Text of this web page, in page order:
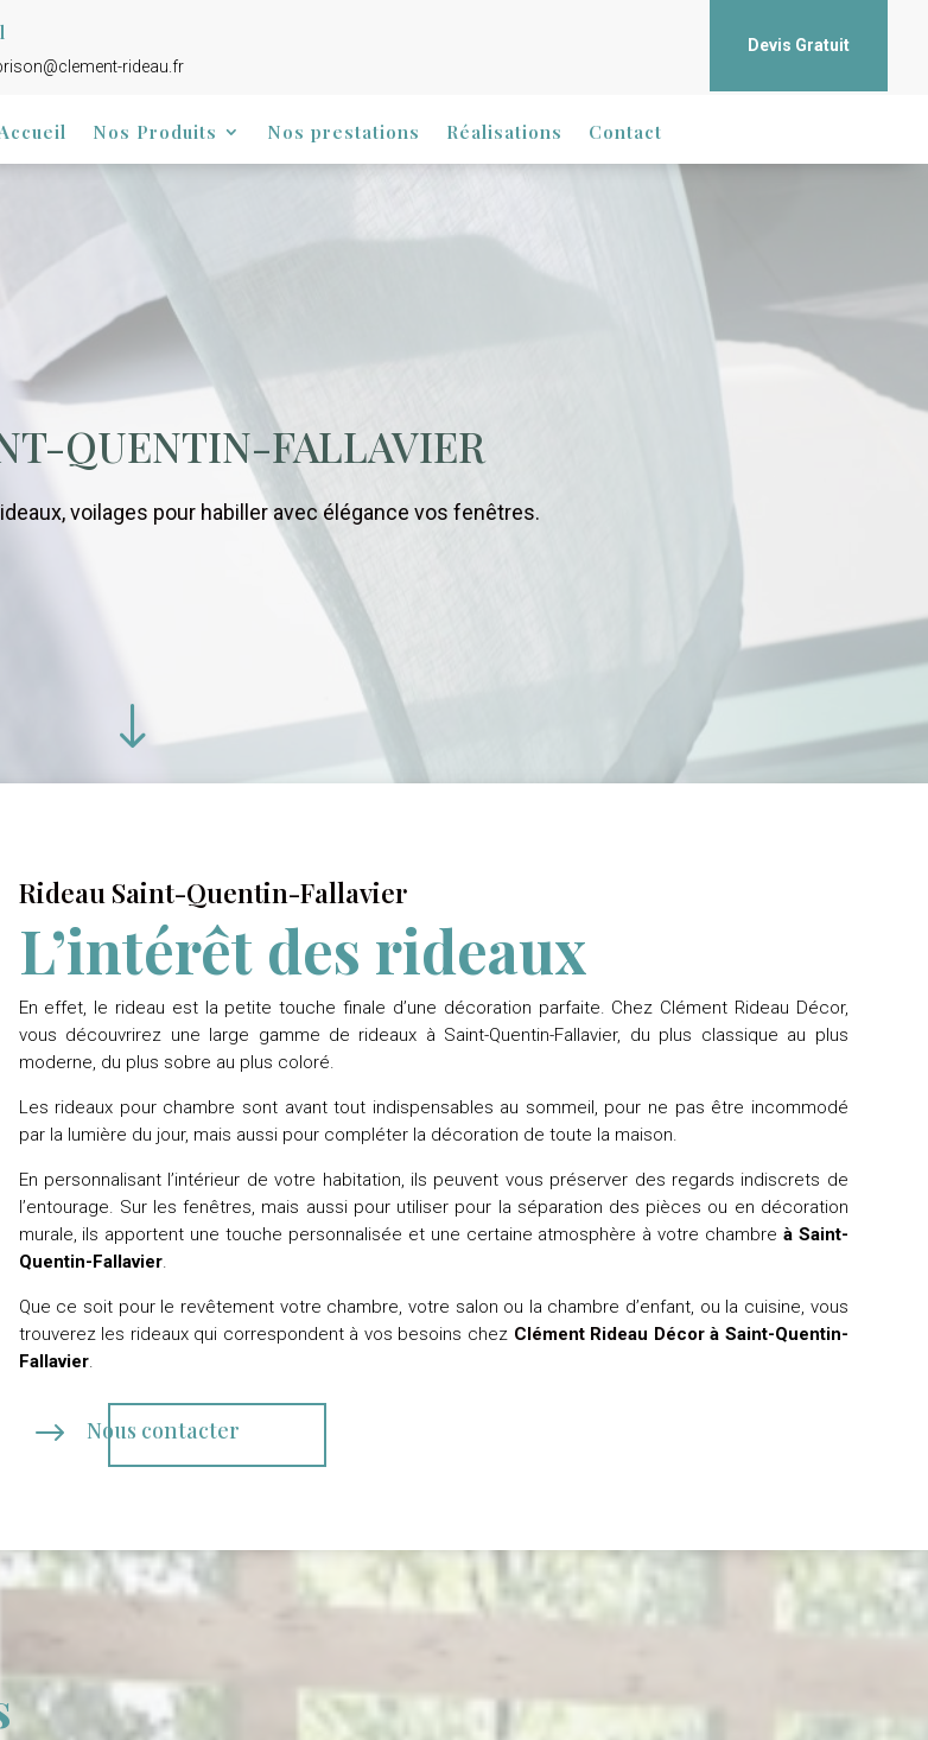
rideau.fr
Devis Gratuit
Accueil Nos Produits Nos prestations Réalisations Contact
QUENTIN-FALLAVIER
voilages pour habiller avec élégance vos fenêtres.
"
Rideau Saint-Quentin-Fallavier
L’intérêt des rideaux
En effet, le rideau est la petite touche finale d’une décoration parfaite. Chez Clément Rideau Décor,
vous découvrirez une large gamme de rideaux à Saint-Quentin-Fallavier, du plus classique au plus
moderne, du plus sobre au plus coloré.
Les rideaux pour chambre sont avant tout indispensables au sommeil, pour ne pas être incommodé
par la lumière du jour, mais aussi pour compléter la décoration de toute la maison.
En personnalisant l’intérieur de votre habitation, ils peuvent vous préserver des regards indiscrets de
l’entourage. Sur les fenêtres, mais aussi pour utiliser pour la séparation des pièces ou en décoration
murale, ils apportent une touche personnalisée et une certaine atmosphère à votre chambre à Saint-
Quentin-Fallavier.
Que ce soit pour le revêtement votre chambre, votre salon ou la chambre d’enfant, ou la cuisine, vous
trouverez les rideaux qui correspondent à vos besoins chez Clément Rideau Décorà Saint-Quentin-
Fallavier.
$ Nous contacter